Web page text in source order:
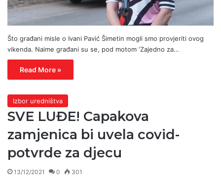
Što građani misle o Ivani Pavić Šimetin mogli smo provjeriti ovog
vikenda. Naime građani su se, pod motom ‘Zajedno za…
Read More »
Izbor uredništva
SVE LUĐE! Capakova
zamjenica bi uvela covid-
potvrde za djecu
13/12/2021 0 301